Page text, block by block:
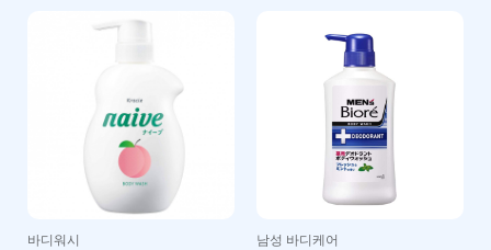
바디워시 남성 바디케어